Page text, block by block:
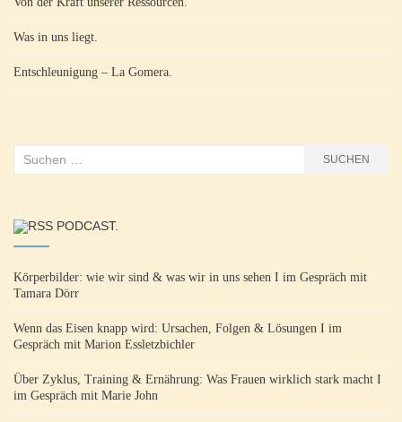
Was in uns liegt.
Entschleunigung – La Gomera.
Suchen
SUCHEN
PODCAST.
Körperbilder: wie wir sind & was wir in uns sehen I im Gespräch mit
Tamara Dörr
Wenn das Eisen knapp wird: Ursachen, Folgen & Lösungen I im
Gespräch mit Marion Essletzbichler
Über Zyklus, Training & Ernährung: Was Frauen wirklich stark macht I
im Gespräch mit Marie John